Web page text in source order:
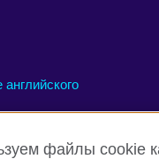
файлы cookie